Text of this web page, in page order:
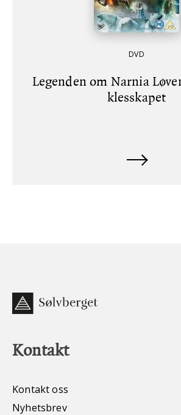
DVD
Legenden om Narnia
klesskapet
Kontakt
Kontakt oss
Nyhetsbrev